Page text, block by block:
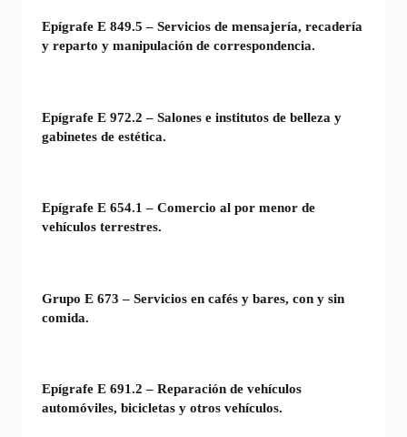
Epígrafe E 849.5 – Servicios de mensajería, recadería
y reparto y manipulación de correspondencia.
Epígrafe E 972.2 – Salones e institutos de belleza y
gabinetes de estética.
Epígrafe E 654.1 – Comercio al por menor de
vehículos terrestres.
Grupo E 673 – Servicios en cafés y bares, con y sin
comida.
Epígrafe E 691.2 – Reparación de vehículos
automóviles, bicicletas y otros vehículos.